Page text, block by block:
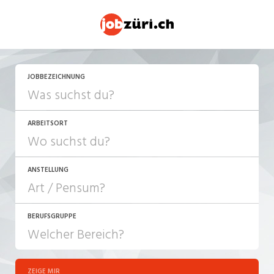
JOBBEZEICHNUNG
ARBEITSORT
ANSTELLUNG
JOB-TYP
Festanstellung
BERUFSGRUPPE
ZEIGE MIR